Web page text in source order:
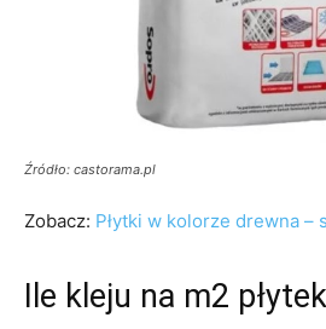
Źródło: castorama.pl
Zobacz: Płytki w kolorze drewna –
Ile kleju na m2